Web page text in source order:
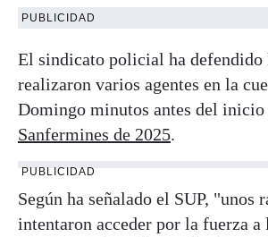
PUBLICIDAD
El sindicato policial ha defendido
realizaron varios agentes en la
Domingo minutos antes del inicio
Sanfermines de 2025.
PUBLICIDAD
Según ha señalado el SUP, "unos
intentaron acceder por la fuerza a